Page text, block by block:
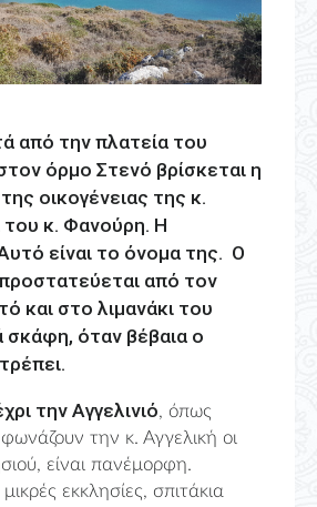
από την πλατεία του
όρμο Στενό βρίσκεται η
οικογένειας της κ.
του κ. Φανούρη. Η
είναι το όνομα της. Ο
από τον
και στο λιμανάκι του
σκάφη, όταν βέβαια ο
την Αγγελινιό, όπως
την κ. Αγγελική οι
είναι πανέμορφη.
εκκλησίες, σπιτάκια